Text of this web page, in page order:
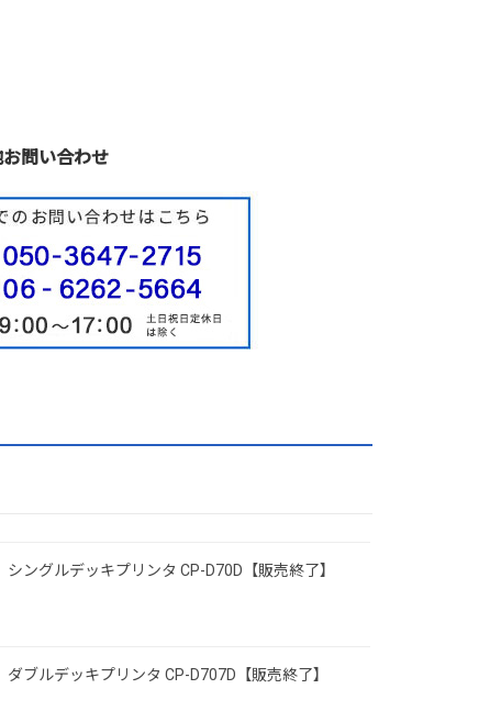
問い合わせ
シングルデッキプリンタ CP-D70D【販売終了】
ダブルデッキプリンタ CP-D707D【販売終了】